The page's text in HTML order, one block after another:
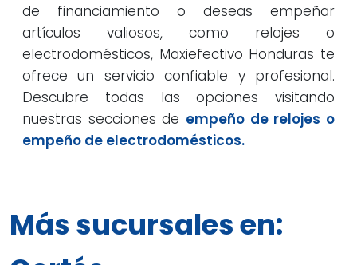
de financiamiento o deseas empeñar
artículos valiosos, como relojes o
electrodomésticos, Maxiefectivo Honduras te
ofrece un servicio confiable y profesional.
Descubre todas las opciones visitando
nuestras secciones de empeño de relojes o
empeño de electrodomésticos.
Más sucursales en: